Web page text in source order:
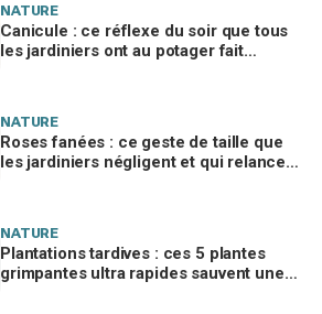
NATURE
Canicule : ce réflexe du soir que tous
les jardiniers ont au potager fait
NATURE
Roses fanées : ce geste de taille que
les jardiniers négligent et qui relance
NATURE
Plantations tardives : ces 5 plantes
grimpantes ultra rapides sauvent une